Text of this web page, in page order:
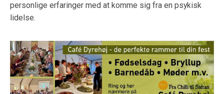
personlige erfaringer med at komme sig fra en psykisk
lidelse.